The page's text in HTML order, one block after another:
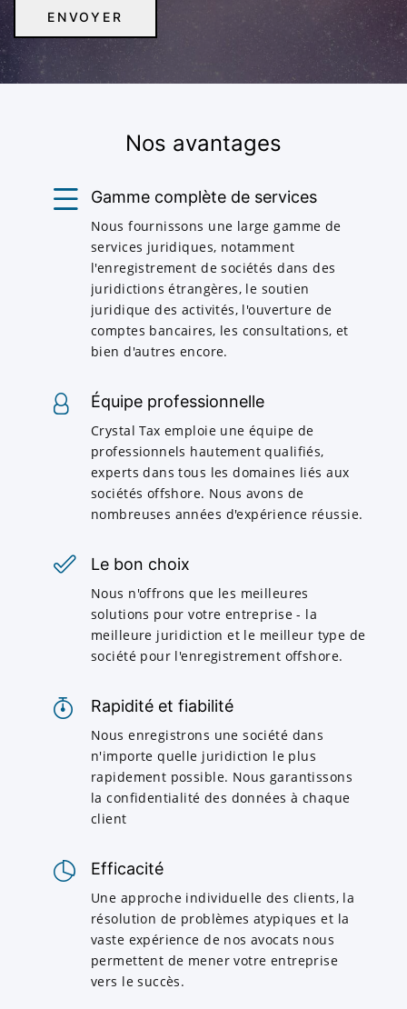
Nos avantages
Gamme complète de services
Nous fournissons une large gamme de
services juridiques, notamment
l'enregistrement de sociétés dans des
juridictions étrangères, le soutien
juridique des activités, l'ouverture de
comptes bancaires, les consultations, et
bien d'autres encore.
Équipe professionnelle
Crystal Tax emploie une équipe de
professionnels hautement qualifiés,
experts dans tous les domaines liés aux
sociétés offshore. Nous avons de
nombreuses années d'expérience réussie.
Le bon choix
Nous n'offrons que les meilleures
solutions pour votre entreprise - la
meilleure juridiction et le meilleur type de
société pour l'enregistrement offshore.
Rapidité et fiabilité
Nous enregistrons une société dans
n'importe quelle juridiction le plus
rapidement possible. Nous garantissons
la confidentialité des données à chaque
client
Efficacité
Une approche individuelle des clients, la
résolution de problèmes atypiques et la
vaste expérience de nos avocats nous
permettent de mener votre entreprise
vers le succès.